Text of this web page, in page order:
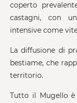
coperto
castagni, con
intensive come
La diffusione di
bestiame, che
territorio.
Tutto il Mugello è